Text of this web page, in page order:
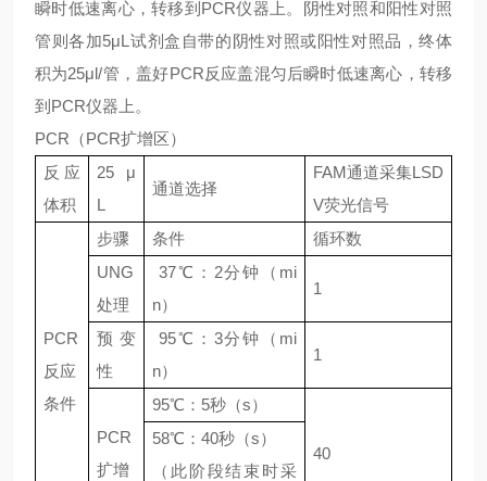
瞬时低速离心，转移到PCR仪器上。阴性对照和阳性对照
管则各加5μL试剂盒自带的阴性对照或阳性对照品，终体
积为25μl/管，盖好PCR反应盖混匀后瞬时低速离心，转移
到PCR仪器上。
PCR（PCR扩增区）
反应
体积
25 μ
L
通道选择
FAM通道采集LSD
V荧光信号
PCR
反应
条件
步骤 条件
循环数
UNG
处理
37℃：2分钟（mi
n）
1
预变
性
95℃：3分钟（mi
n）
1
PCR
扩增
95℃：5秒（s）
40
58℃：40秒（s）
（此阶段结束时采